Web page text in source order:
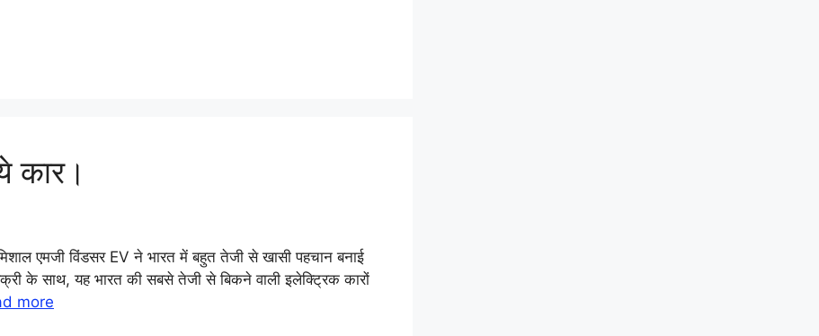
कार।
एमजी विंडसर EV ने भारत में बहुत तेजी से खासी पहचान बनाई
के साथ, यह भारत की सबसे तेजी से बिकने वाली इलेक्ट्रिक कारों
more